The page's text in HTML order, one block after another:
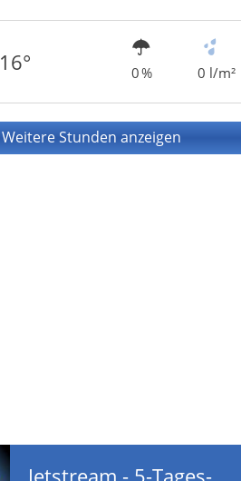
16° 0 % 0 l/m²
Weitere Stunden anzeigen
Jetstream - 5-Tages-